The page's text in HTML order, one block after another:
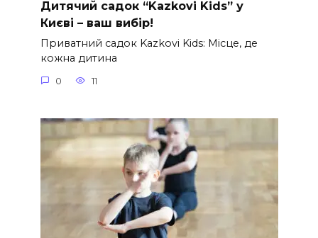
Дитячий садок “Kazkovi Kids” у
Києві – ваш вибір!
Приватний садок Kazkovi Kids: Місце, де
кожна дитина
0 11